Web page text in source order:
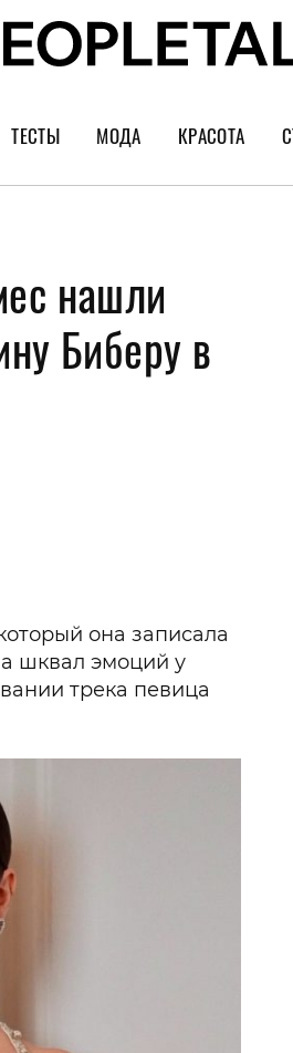
ТЕСТЫ МОДА
Тренды
Украшения и часы
КРАСОТА
Уход за
Спорт
нашли
Биберу в
она записала
шквал эмоций у
трека певица